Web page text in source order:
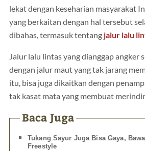
lekat dengan keseharian masyarakat
yang berkaitan dengan hal tersebut
dibahas, termasuk tentang jalur lalu
Jalur lalu lintas yang dianggap angker
dengan jalur maut yang tak jarang
itu, bisa juga dikaitkan dengan
tak kasat mata yang membuat
Baca Juga
Tukang Sayur Juga Bisa Gaya,
Freestyle